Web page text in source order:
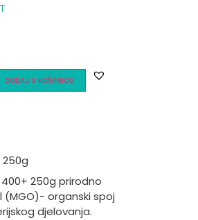
DODAJ U KOŠARICU
250g
400+ 250g prirodno
(MGO)- organski spoj
djelovanja.